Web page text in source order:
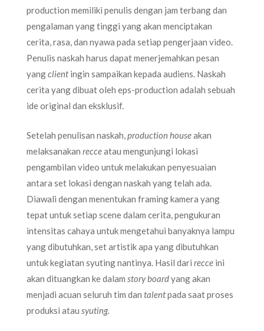
production memiliki penulis dengan jam terbang dan
pengalaman yang tinggi yang akan menciptakan
cerita, rasa, dan nyawa pada setiap pengerjaan video.
Penulis naskah harus dapat menerjemahkan pesan
yangclient ingin sampaikan kepada audiens. Naskah
cerita yang dibuat oleh eps-production adalah sebuah
ide original dan eksklusif.
Setelah penulisan naskah, production houseakan
melaksanakan recceatau mengunjungi lokasi
pengambilan video untuk melakukan penyesuaian
antara set lokasi dengan naskah yang telah ada.
Diawali dengan menentukan framing kamera yang
tepat untuk setiap scene dalam cerita, pengukuran
intensitas cahaya untuk mengetahui banyaknya lampu
yang dibutuhkan, set artistik apa yang dibutuhkan
untuk kegiatan syuting nantinya. Hasil dari recce ini
akan dituangkan ke dalam story boardyang akan
menjadi acuan seluruh tim dan talentpada saat proses
produksi atau syuting.